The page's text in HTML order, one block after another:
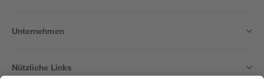
Unternehmen
Nützliche Links